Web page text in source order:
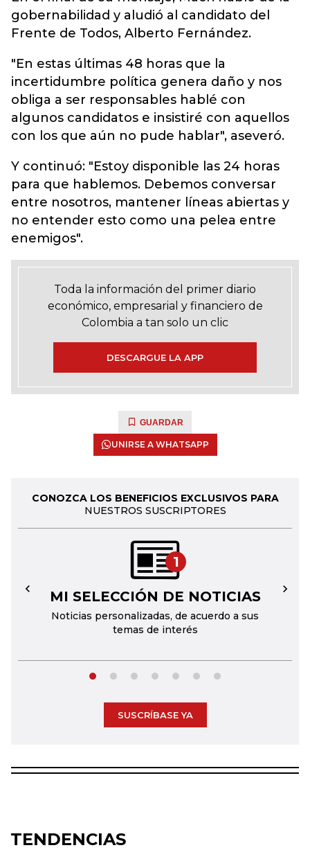
gobernabilidad y aludió al candidato del
Frente de Todos, Alberto Fernández.
"En estas últimas 48 horas que la
incertidumbre política genera daño y nos
obliga a ser responsables hablé con
algunos candidatos e insistiré con aquellos
con los que aún no pude hablar", aseveró.
Y continuó: "Estoy disponible las 24 horas
para que hablemos. Debemos conversar
entre nosotros, mantener líneas abiertas y
no entender esto como una pelea entre
enemigos".
Toda la información del primer diario
económico, empresarial y financiero de
Colombia a tan solo un clic
DESCARGUE LA APP
GUARDAR
UNIRSE A WHATSAPP
CONOZCA LOS BENEFICIOS EXCLUSIVOS PARA
NUESTROS SUSCRIPTORES
1
MI SELECCIÓN DE NOTICIAS
Noticias personalizadas, de acuerdo a sus
temas de interés
← →
SUSCRÍBASE YA
TENDENCIAS